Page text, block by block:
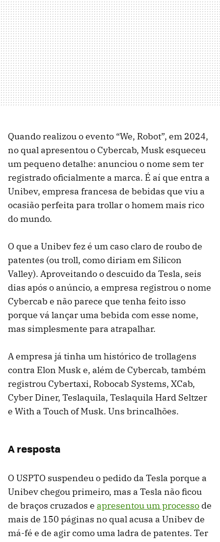
Quando realizou o evento “We, Robot”, em 2024,
no qual apresentou o Cybercab, Musk esqueceu
um pequeno detalhe: anunciou o nome sem ter
registrado oficialmente a marca. É aí que entra a
Unibev, empresa francesa de bebidas que viu a
ocasião perfeita para trollar o homem mais rico
do mundo.
O que a Unibev fez é um caso claro de roubo de
patentes (ou troll, como diriam em Silicon
Valley). Aproveitando o descuido da Tesla, seis
dias após o anúncio, a empresa registrou o nome
Cybercab e não parece que tenha feito isso
porque vá lançar uma bebida com esse nome,
mas simplesmente para atrapalhar.
A empresa já tinha um histórico de trollagens
contra Elon Musk e, além de Cybercab, também
registrou Cybertaxi, Robocab Systems, XCab,
Cyber Diner, Teslaquila, Teslaquila Hard Seltzer
e With a Touch of Musk. Uns brincalhões.
A resposta
O USPTO suspendeu o pedido da Tesla porque a
Unibev chegou primeiro, mas a Tesla não ficou
de braços cruzados e apresentou um processo de
mais de 150 páginas no qual acusa a Unibev de
má-fé e de agir como uma ladra de patentes. Ter